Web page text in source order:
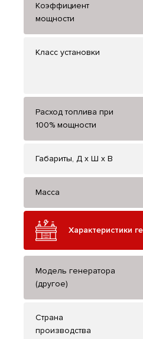
Коэффициент
мощности
Класс установки
Расход топлива при
100% мощности
Габариты, Д x Ш x В
Масса
Характеристики
Модель генератора
(другое)
Страна
производства